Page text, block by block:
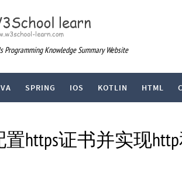
Programming Knowledge Summary Website
SPRING IOS KOTLIN HTML
置https证书并实现